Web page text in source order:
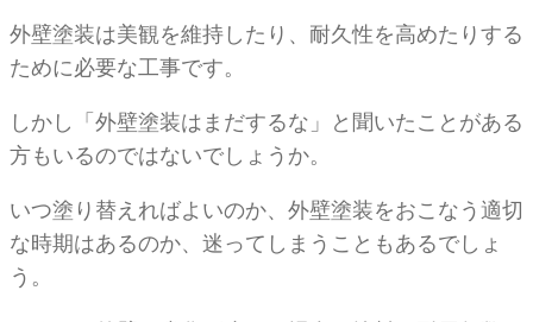
外壁塗装は美観を維持したり、耐久性を高めたりする
ために必要な工事です。
しかし「外壁塗装はまだするな」と聞いたことがある
方もいるのではないでしょうか。
いつ塗り替えればよいのか、外壁塗装をおこなう適切
な時期はあるのか、迷ってしまうこともあるでしょ
う。